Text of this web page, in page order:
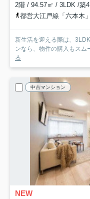
2階 / 94.57㎡ / 3LDK /築
都営大江戸線「六本木
新生活を迎える際は、
ンなら、物件の購入もスム
る
中古マンション
NEW